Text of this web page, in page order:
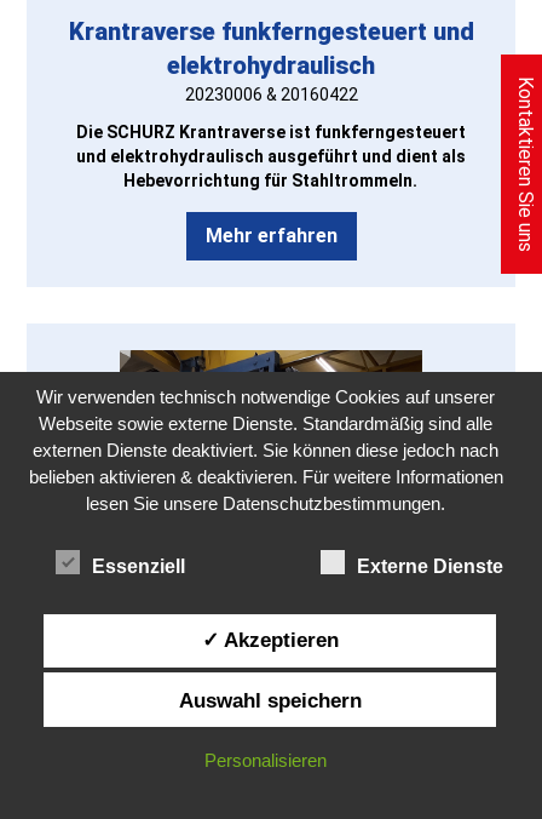
Krantraverse funkferngesteuert und
elektrohydraulisch
20230006 & 20160422
Die SCHURZ Krantraverse ist funkferngesteuert
und elektrohydraulisch ausgeführt und dient als
Hebevorrichtung für Stahltrommeln.
Mehr erfahren
Krantraverse für Textilrollen und
Kettbäume
20190589
Kontaktieren Sie uns
Wir verwenden technisch notwendige Cookies auf unserer
Webseite sowie externe Dienste. Standardmäßig sind alle
externen Dienste deaktiviert. Sie können diese jedoch nach
belieben aktivieren & deaktivieren. Für weitere Informationen
lesen Sie unsere Datenschutzbestimmungen.
Essenziell Externe Dienste
✓ Akzeptieren
Auswahl speichern
Personalisieren